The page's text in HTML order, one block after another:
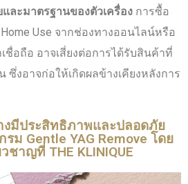
ละมาตรฐานของตัวเครื่อง การซื้อ
Home Use จากช่องทางออนไลน์หรือ
ชื่อถือ อาจเสี่ยงต่อการได้รับสินค้าที่
ซึ่งอาจก่อให้เกิดผลข้างเคียงหลังการ
งมีประสิทธิภาพและปลอดภัย
ม Gentle YAG Remove โดย
ชาญที่ THE KLINIQUE